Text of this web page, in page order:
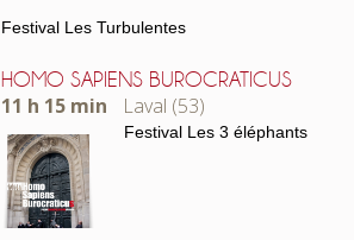
Festival Les Turbulentes
HOMO SAPIENS BUROCRATICUS
11 h 15 min Laval (53)
Festival Les 3 éléphants